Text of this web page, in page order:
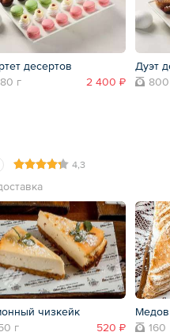
десертов
г
2 400 ₽
Дуэт
800
4,3
чизкейк
г
520 ₽
160